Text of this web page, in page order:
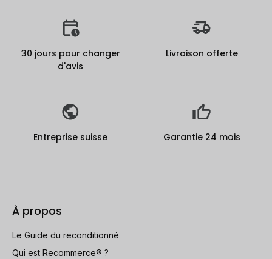
30 jours pour changer
d'avis
Livraison offerte
Entreprise suisse Garantie 24 mois
À propos
Le Guide du reconditionné
Qui est Recommerce® ?